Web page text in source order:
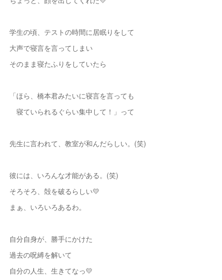
学生の頃、テストの時間に居眠りをして
大声で寝言を言ってしまい
そのまま寝たふりをしていたら
「ほら、橋本君みたいに寝言を言っても
寝ていられるぐらい集中して！」って
先生に言われて、教室が和んだらしい。(笑)
彼には、いろんな才能がある。(笑)
そろそろ、殻を破るらしい💛
まぁ、いろいろあるわ。
自分自身が、勝手にかけた
過去の呪縛を解いて
自分の人生、生きてなっ💛